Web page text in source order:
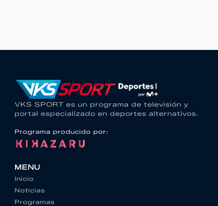
VKS SPORT es un programa de televisión y
portal especializado en deportes alternativos.
Programa producido por:
MENU
Inicio
Noticias
Programas